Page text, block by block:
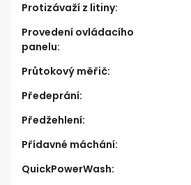
Protizávaží z litiny:
Provedení ovládacího
panelu:
Průtokový měřič:
Předeprání:
Předžehlení:
Přídavné máchání:
QuickPowerWash: